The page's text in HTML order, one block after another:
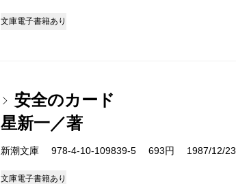
文庫電子書籍あり
安全のカード
星新一／著
新潮文庫 978-4-10-109839-5 693円 1987/12/23
文庫電子書籍あり